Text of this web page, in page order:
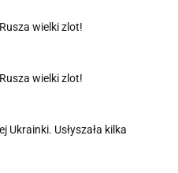
wielki zlot!
wielki zlot!
Ukrainki. Usłyszała kilka